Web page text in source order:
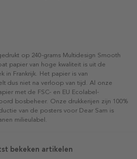
op 240-grams Multidesign Smooth
papier van hoge kwaliteit is uit de
in Frankrijk. Het papier is van
dus niet na verloop van tijd. Al onze
met de FSC- en EU Ecolabel-
bosbeheer. Onze drukkerijen zijn 100%
van de posters voor Dear Sam is
milieulabel.
bekeken artikelen